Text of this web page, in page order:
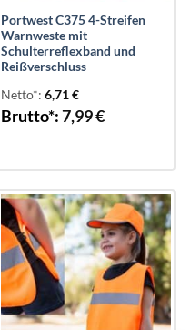
Portwest C375 4-Streifen
Warnweste mit
Schulterreflexband und
Reißverschluss
Netto*: 6,71€
Brutto*:7,99€
Add to
wishlist